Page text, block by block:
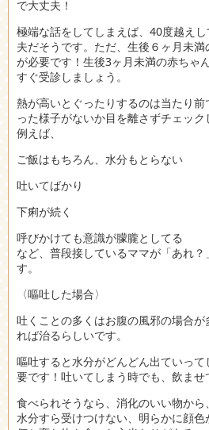
で大丈夫！
極端な話をしてしまえば、40度越え
夫だそうです。ただ、生後６ヶ月未
が必要です！生後3ヶ月未満の赤ちゃ
すぐ受診しましょう。
熱が高いとぐったりするのは当たり
った様子がないか目を離さずチェック
例えば、
ご飯はもちろん、水分もとらない
吐いてばかり
下痢が続く
呼びかけても意識が朦朧としてる
など、普段接しているママが「あれ
す。
〈嘔吐した場合〉
吐くことの多くはお腹の風邪の場合
れば治るらしいです。
嘔吐すると水分がどんどん出ていっ
要です！吐いてしまう時でも、飲ませ
食べられそうなら、消化のいい物から
水分すら受けつけない、明らかに顔色